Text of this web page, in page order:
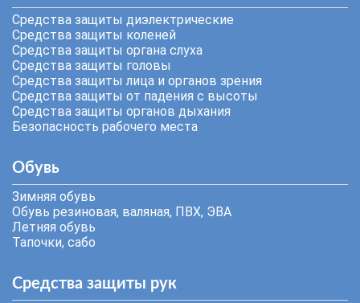
Средства защиты диэлектрические
Средства защиты коленей
Средства защиты органа слуха
Средства защиты головы
Средства защиты лица и органов зрения
Средства защиты от падения с высоты
Средства защиты органов дыхания
Безопасность рабочего места
Обувь
Зимняя обувь
Обувь резиновая, валяная, ПВХ, ЭВА
Летняя обувь
Тапочки, сабо
Средства защиты рук